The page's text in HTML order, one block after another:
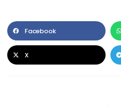
Facebook
X